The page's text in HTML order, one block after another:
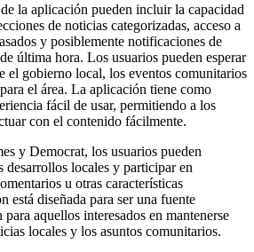
la aplicación pueden incluir la capacidad
de noticias categorizadas, acceso a
​​y posiblemente notificaciones de
última hora. Los usuarios pueden esperar
el gobierno local, los eventos comunitarios
el área. La aplicación tiene como
fácil de usar, permitiendo a los
con el contenido fácilmente.
y Democrat, los usuarios pueden
desarrollos locales y participar en
u otras características
está diseñada para ser una fuente
aquellos interesados ​​en mantenerse
locales y los asuntos comunitarios.